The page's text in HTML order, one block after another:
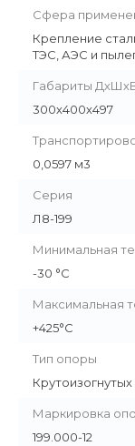
Сфера
Крепление
ТЭС, АЭС и
Габариты
300х400х497
0,0597 м3
Серия
Л8-199
Минимальная
-30 °С
Максимальная
+425°С
Тип опоры
Маркировка
199.000-12